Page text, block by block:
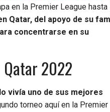
en la Premier League hasta
Qatar, del apoyo de su
concentrarse en su
Qatar 2022
vivía uno de sus mejores
torneo aquí en la Premier